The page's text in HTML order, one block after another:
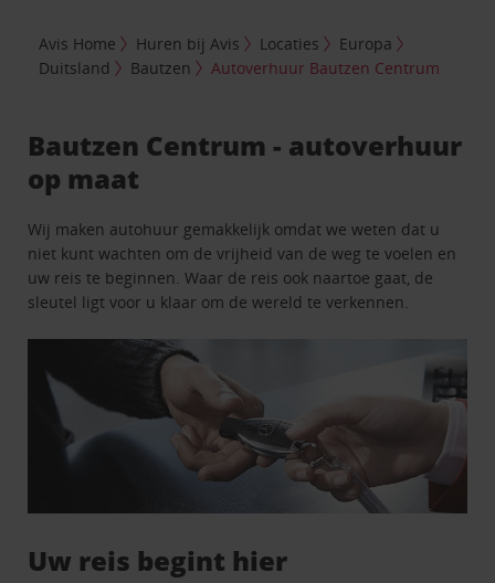
Avis Home Huren bij Avis Locaties
Europa
Duitsland
Bautzen Autoverhuur Bautzen Centrum
Bautzen Centrum - autoverhuur
op maat
Wij maken autohuur gemakkelijk omdat we weten dat u
niet kunt wachten om de vrijheid van de weg te voelen en
uw reis te beginnen. Waar de reis ook naartoe gaat, de
sleutel ligt voor u klaar om de wereld te verkennen.
Uw reis begint hier